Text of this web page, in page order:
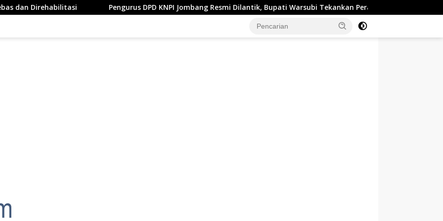
Pengurus DPD KNPI Jombang Resmi Dilantik, Bupati Warsubi Tekankan Peran Strategis Pemuda